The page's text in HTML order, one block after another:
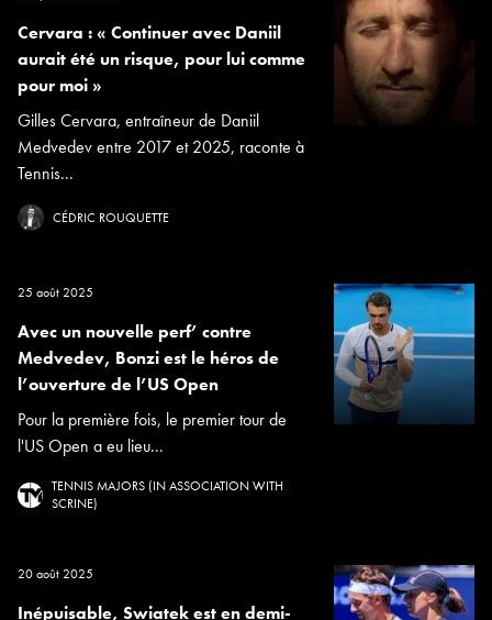
Cervara : « Continuer avec Daniil
aurait été un risque, pour lui comme
pour moi »
Gilles Cervara, entraîneur de Daniil
Medvedev entre 2017 et 2025, raconte à
Tennis...
CÉDRIC ROUQUETTE
25 août 2025
Avec un nouvelle perf’ contre
Medvedev, Bonzi est le héros de
l’ouverture de l’US Open
Pour la première fois, le premier tour de
l'US Open a eu lieu...
TENNIS MAJORS (IN ASSOCIATION WITH
SCRINE)
20 août 2025
Inépuisable, Swiatek est en demi-